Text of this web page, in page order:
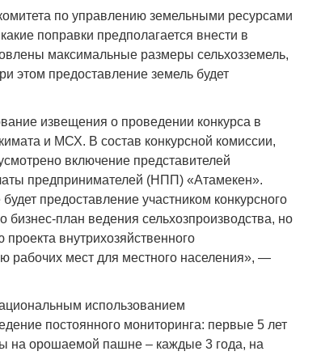
по управлению земельными ресурсами
поправки предполагается внести в
максимальные размеры сельхозземель,
этом предоставление земель будет
извещения о проведении конкурса в
и МСХ. В состав конкурсной комиссии,
включение представителей
предпринимателей (НПП) «Атамекен».
предоставление участником конкурсного
план ведения сельхозпроизводства, но
внутрихозяйственного
рабочих мест для местного населения», —
использованием
постоянного мониторинга: первые 5 лет
на орошаемой пашне – каждые 3 года, на
Сороса
08.11.2024 09:00 50969